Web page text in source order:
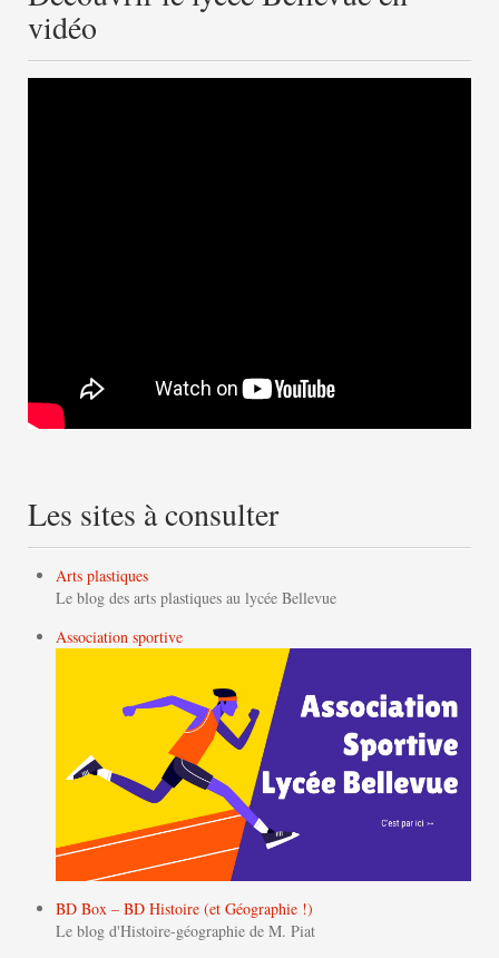
vidéo
Les sites à consulter
Arts plastiques
Le blog des arts plastiques au lycée Bellevue
Association sportive
BD Box – BD Histoire (et Géographie !)
Le blog d'Histoire-géographie de M. Piat